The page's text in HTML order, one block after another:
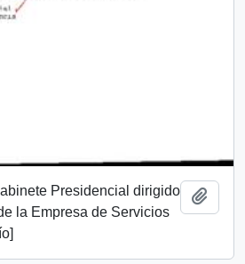
Presidencial dirigido
la Empresa de Servicios